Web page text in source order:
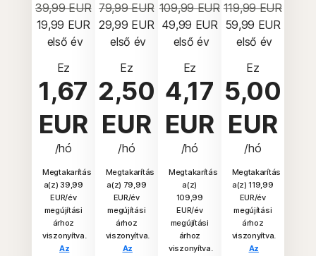
39,99 EUR
19,99 EUR
első év
Ez
1,67
EUR
/hó
Megtakarítás
a(z) 39,99
EUR/év
megújítási
árhoz
viszonyítva.
Az
79,99 EUR
29,99 EUR
első év
Ez
2,50
EUR
/hó
Megtakarítás
a(z) 79,99
EUR/év
megújítási
árhoz
viszonyítva.
Az
109,99 EUR
49,99 EUR
első év
Ez
4,17
EUR
/hó
Megtakarítás
a(z)
109,99
EUR/év
megújítási
árhoz
viszonyítva.
119,99 EUR
59,99 EUR
első év
Ez
5,00
EUR
/hó
Megtakarítás
a(z) 119,99
EUR/év
megújítási
árhoz
viszonyítva.
Az